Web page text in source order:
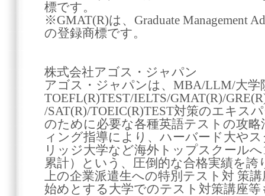
標です。
※GMAT(R)は、Graduate Management
の登録商標です。
株式会社アゴス・ジャパン
アゴス・ジャパンは、MBA/LLM/大学
TOEFL(R)TEST/IELTS/GMAT(R)/
/SAT(R)/TOEIC(R)TEST対策のエキス
のために必要な各種英語テストの攻
ィング指導により、ハーバード大や
リッジ大学など海外トップスクール
累計）という、圧倒的な合格実績を誇
上の企業派遣生への特別テスト対 策
始めとする大学でのテスト対策講座